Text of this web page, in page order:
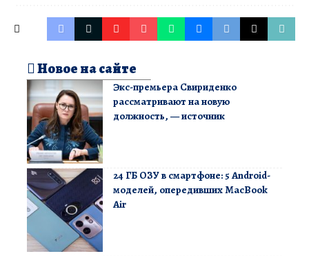
Новое на сайте
Экс-премьера Свириденко
рассматривают на новую
должность, — источник
24 ГБ ОЗУ в смартфоне: 5 Android-
моделей, опередивших MacBook
Air